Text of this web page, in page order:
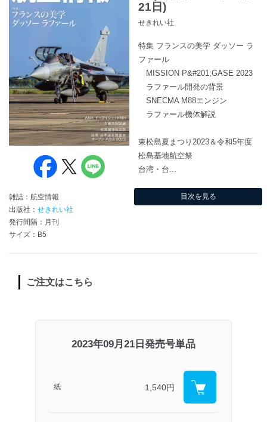
雑誌：航空情報
出版社： せきれい社
発行間隔：月刊
サイズ：B5
21日)
せきれい社
特集 フランスの美学 ダッソー ラ
ファール
MISSION P&#201;GASE 2023
ラファール開発の背景
SNECMA M88エンジン
ラファール機体解説
東松島夏まつり2023＆令和5年度
松島基地航空祭
台湾・台...
目次を見る
ご注文はこちら
2023年09月21日発売号単品
紙 1,540円